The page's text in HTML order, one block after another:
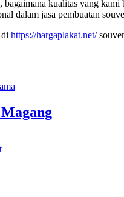
kualitas yang
dalam jasa pembuatan
https://hargaplakat.net/